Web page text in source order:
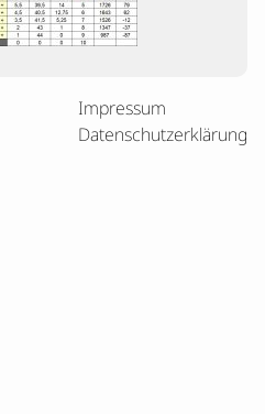
Impressum
Datenschutzerklärung